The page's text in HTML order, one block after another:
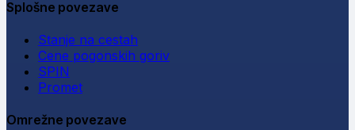
Splošne povezave
Stanje na cestah
Cene pogonskih goriv
SPIN
Promet
Omrežne povezave